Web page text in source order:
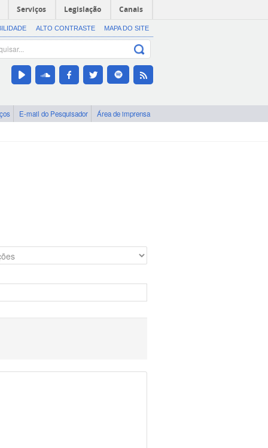
Serviços Legislação Canais
ALTO CONTRASTE MAPA DO SITE
E-mail do Pesquisador Área de imprensa